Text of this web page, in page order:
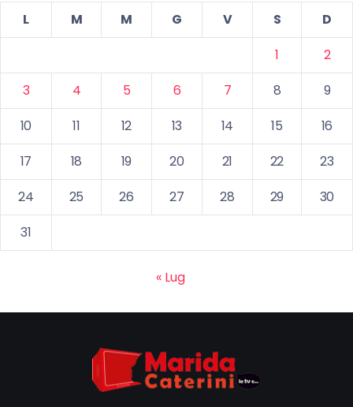
L
M M G V S
D
1
2
3
4 5 6 7 8
9
10
11 12 13 14 15
16
17
18 19 20 21 22
23
24
25 26 27 28 29
30
31
« Lug